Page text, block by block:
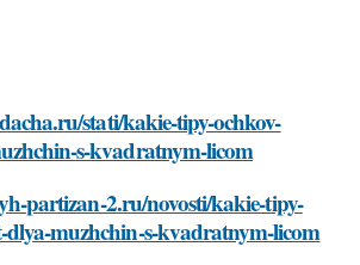
stati/kakie-tipy-ochkov-
s-kvadratnym-licom
partizan-2.ru/novosti/kakie-tipy-
muzhchin-s-kvadratnym-licom